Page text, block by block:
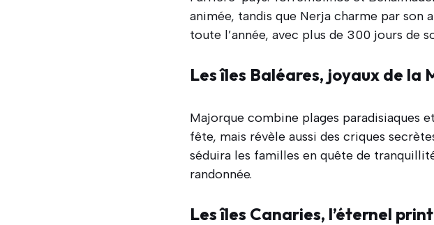
animée, tandis que Nerja charme par
toute l’année, avec plus de 300 jours de
Les îles Baléares, joyaux de la
Majorque combine plages paradisiaques
fête, mais révèle aussi des criques
séduira les familles en quête de
randonnée.
Les îles Canaries, l’éternel